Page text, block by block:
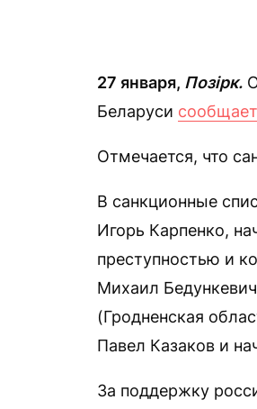
27 января, Позірк.
Беларуси сообщает
Отмечается, что
В санкционные
Игорь Карпенко,
преступностью и
Михаил
(Гродненская
Павел Казаков и
За поддержку